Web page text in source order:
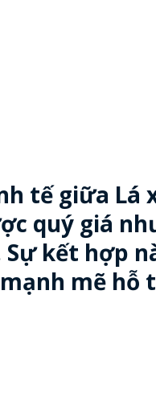
tế giữa Lá
quý giá
kết hợp
mẽ hỗ